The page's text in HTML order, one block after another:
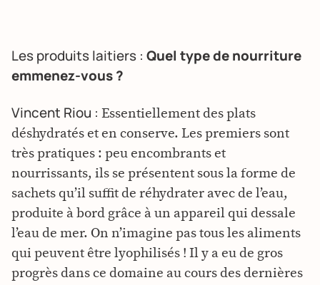
Les produits laitiers : Quel type de nourriture
emmenez-vous ?
Vincent Riou : Essentiellement des plats
déshydratés et en conserve. Les premiers sont
très pratiques : peu encombrants et
nourrissants, ils se présentent sous la forme de
sachets qu’il suffit de réhydrater avec de l’eau,
produite à bord grâce à un appareil qui dessale
l’eau de mer. On n’imagine pas tous les aliments
qui peuvent être lyophilisés ! Il y a eu de gros
progrès dans ce domaine au cours des dernières